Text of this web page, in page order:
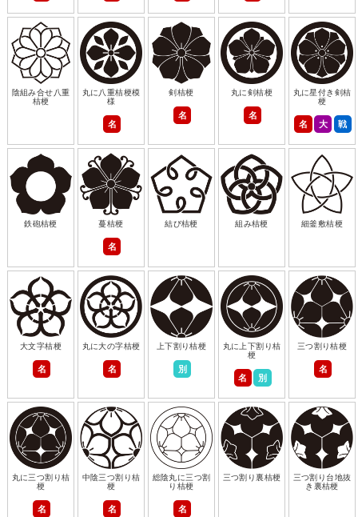
陰組み合せ八重
桔梗
丸に八重桔梗模
様
名
剣桔梗
名
丸に剣桔梗
名
丸に星付き剣桔
梗
名 大 戦
鉄砲桔梗 蔓桔梗
名
結び桔梗 組み桔梗 細釜敷桔梗
大文字桔梗
名
丸に大の字桔梗
名
上下割り桔梗
別
丸に上下割り桔
梗
名 別
三つ割り桔梗
名
丸に三つ割り桔
梗
名
中陰三つ割り桔
梗
名
総陰丸に三つ割
り桔梗
名
三つ割り裏桔梗
三つ割り台地抜
き裏桔梗